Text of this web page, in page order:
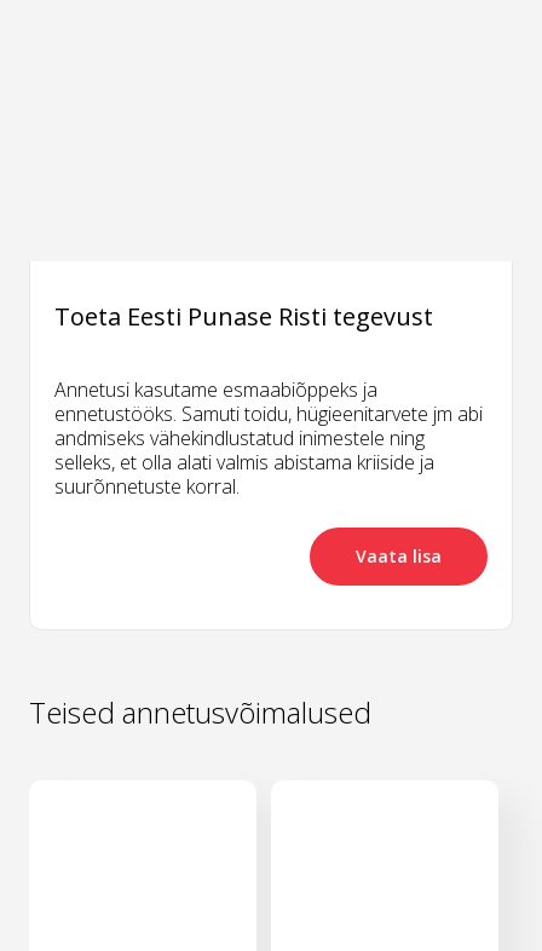
Toeta Eesti Punase Risti tegevust
Annetusi kasutame esmaabiõppeks ja
ennetustööks. Samuti toidu, hügieenitarvete jm abi
andmiseks vähekindlustatud inimestele ning
selleks, et olla alati valmis abistama kriiside ja
suurõnnetuste korral.
Vaata lisa
Teised annetusvõimalused